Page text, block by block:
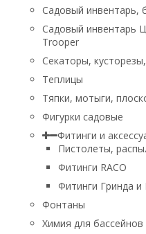
Садовый инвентарь,
Садовый инвентарь
Trooper
Секаторы,
Теплицы
Тяпки, мотыги,
Фигурки садовые
Фитинги и
Пистолеты,
Фитинги RACO
Фитинги Гринда и
Фонтаны
Химия для бассейнов